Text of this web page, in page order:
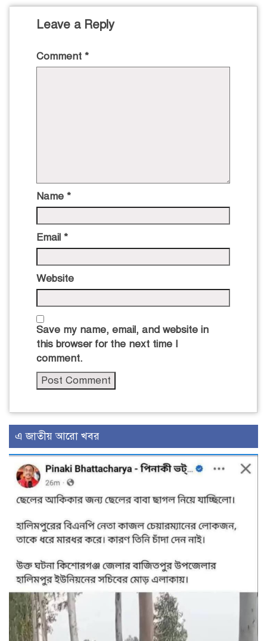
Leave a Reply
Comment *
Name *
Email *
Website
Save my name, email, and website in
this browser for the next time I
comment.
এ জাতীয় আরো খবর